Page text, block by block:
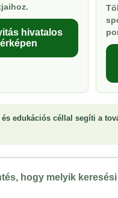
hivatalos
edukációs céllal segíti a
hogy melyik